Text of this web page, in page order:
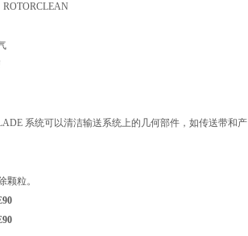
系统可以清洁输送系统上的几何部件，如传送带和产
颗粒。